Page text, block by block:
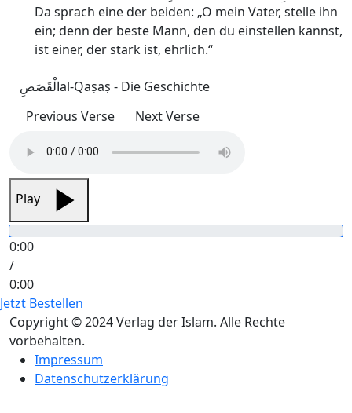
Da sprach eine der beiden: „O mein Vater, stelle ihn
ein; denn der beste Mann, den du einstellen kannst,
ist einer, der stark ist, ehrlich.“
الْقَصَصِal-Qaṣaṣ - Die Geschichte
Previous Verse
Next Verse
Play
0:00
/
0:00
Jetzt Bestellen
Copyright © 2024 Verlag der Islam. Alle Rechte
vorbehalten.
Impressum
Datenschutzerklärung